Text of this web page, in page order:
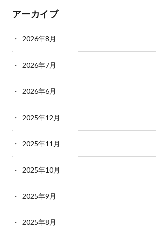
アーカイブ
2026年8月
2026年7月
2026年6月
2025年12月
2025年11月
2025年10月
2025年9月
2025年8月